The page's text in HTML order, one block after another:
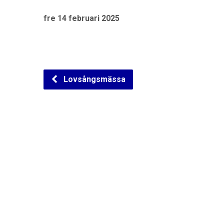
fre 14 februari 2025
Lovsångsmässa